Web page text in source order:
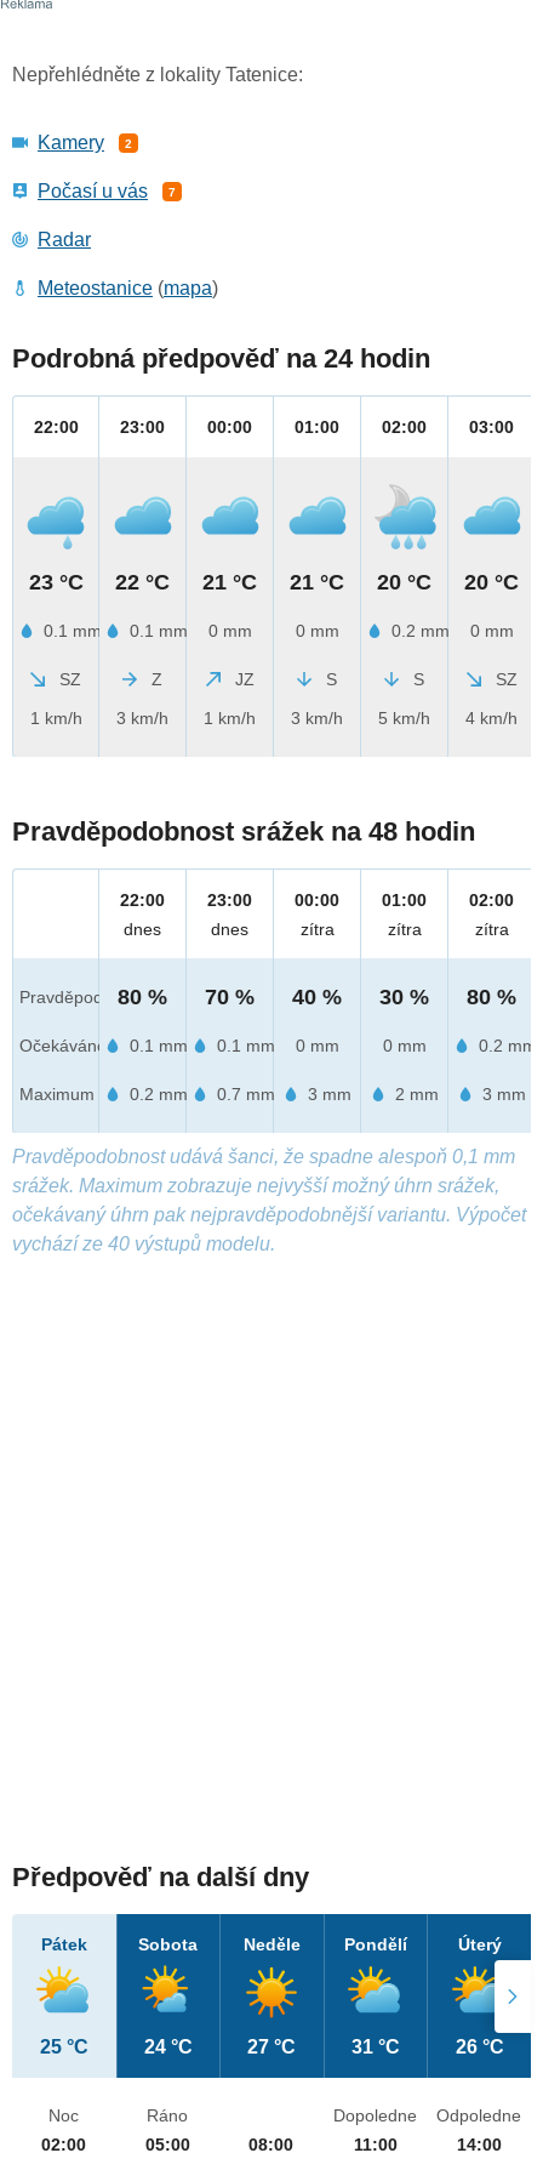
Nepřehlédněte z lokality Tatenice:
Kamery 2
Počasí u vás 7
Radar
Meteostanice (mapa)
Podrobná předpověď na 24 hodin
22:00
23 °C
0.1 mm
SZ
1 km/h
23:00
22 °C
0.1 mm
Z
3 km/h
00:00
21 °C
0 mm
JZ
1 km/h
01:00
21 °C
0 mm
S
3 km/h
02:00
20 °C
0.2 mm
S
5 km/h
03:00
20 °C
0 mm
SZ
4 km/h
Pravděpodobnost srážek na 48 hodin
Pravděpod.
Očekáváno
Maximum
22:00
dnes
80 %
0.1 mm
0.2 mm
23:00
dnes
70 %
0.1 mm
0.7 mm
00:00
zítra
40 %
0 mm
3 mm
01:00
zítra
30 %
0 mm
2 mm
02:00
zítra
80 %
0.2 mm
3 mm
Pravděpodobnost udává šanci, že spadne alespoň 0,1 mm
srážek. Maximum zobrazuje nejvyšší možný úhrn srážek,
očekávaný úhrn pak nejpravděpodobnější variantu. Výpočet
vychází ze 40 výstupů modelu.
Předpověď na další dny
Pátek
25 °C
Sobota
24 °C
Neděle
27 °C
Pondělí
31 °C
Úterý
26 °C
Noc
02:00
Ráno
05:00
08:00
Dopoledne
11:00
Odpoledne
14:00